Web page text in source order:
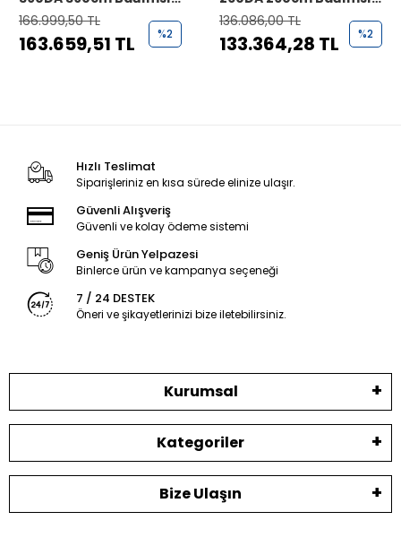
Şişme Çekme ve
MotoKaravan Çadırı
(Drive Away)
166.999,50 TL
163.659,51 TL %2
Şişme Çekme ve
MotoKaravan Çadırı
(Drive Away)
136.086,00 TL
133.364,28 TL %2
Hızlı Teslimat
Siparişleriniz en kısa sürede elinize ulaşır.
Güvenli Alışveriş
Güvenli ve kolay ödeme sistemi
Geniş Ürün Yelpazesi
Binlerce ürün ve kampanya seçeneği
7 / 24 DESTEK
Öneri ve şikayetlerinizi bize iletebilirsiniz.
Kurumsal
Kategoriler
Bize Ulaşın